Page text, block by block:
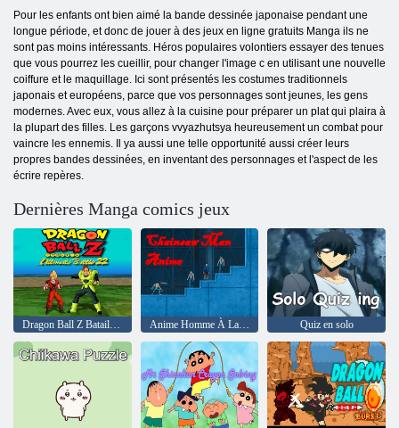
Pour les enfants ont bien aimé la bande dessinée japonaise pendant une
longue période, et donc de jouer à des jeux en ligne gratuits Manga ils ne
sont pas moins intéressants. Héros populaires volontiers essayer des tenues
que vous pourrez les cueillir, pour changer l'image c en utilisant une nouvelle
coiffure et le maquillage. Ici sont présentés les costumes traditionnels
japonais et européens, parce que vos personnages sont jeunes, les gens
modernes. Avec eux, vous allez à la cuisine pour préparer un plat qui plaira à
la plupart des filles. Les garçons vvyazhutsya heureusement un combat pour
vaincre les ennemis. Il ya aussi une telle opportunité aussi créer leurs
propres bandes dessinées, en inventant des personnages et l'aspect de les
écrire repères.
Dernières Manga comics jeux
Dragon Ball Z Bataille Ultime 22 Anime Homme À La Tronçonneuse Quiz en solo